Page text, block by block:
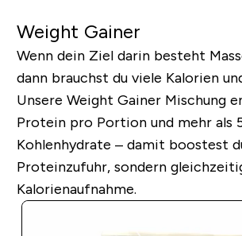
Weight Gainer
Wenn dein Ziel darin besteht
dann brauchst du viele Kalorien
Unsere Weight Gainer Mischung
Protein pro Portion und mehr als
Kohlenhydrate – damit boostest
Proteinzufuhr, sondern
Kalorienaufnahme.